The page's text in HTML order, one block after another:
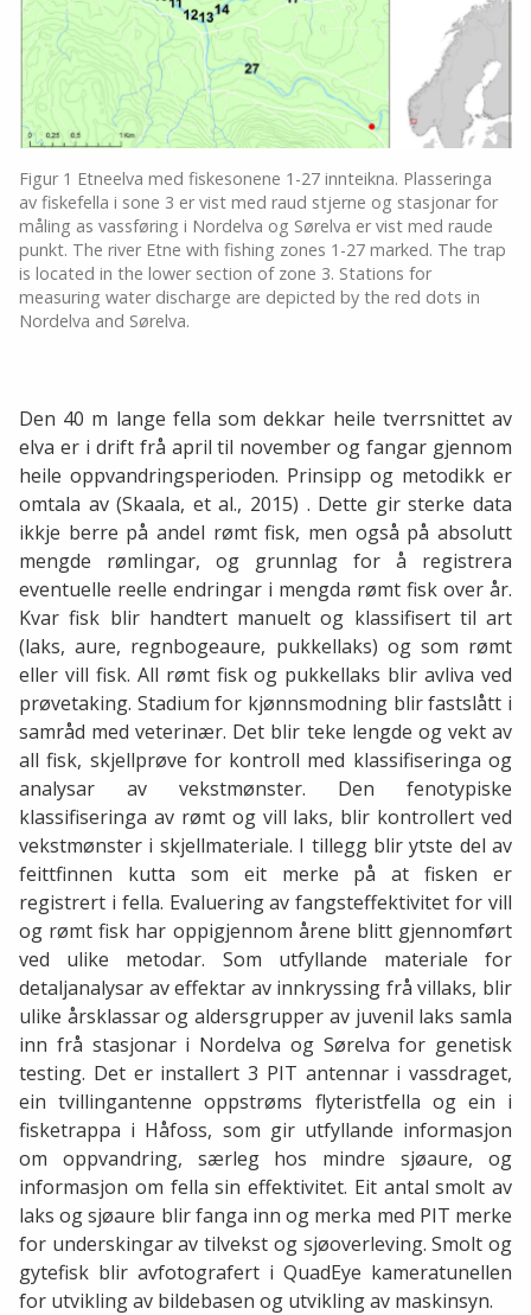
Figur 1 Etneelva med fiskesonene 1-27 innteikna. Plasseringa
av fiskefella i sone 3 er vist med raud stjerne og stasjonar for
måling as vassføring i Nordelva og Sørelva er vist med raude
punkt. The river Etne with fishing zones 1-27 marked. The trap
is located in the lower section of zone 3. Stations for
measuring water discharge are depicted by the red dots in
Nordelva and Sørelva.
Den 40 m lange fella som dekkar heile tverrsnittet av
elva er i drift frå april til november og fangar gjennom
heile oppvandringsperioden. Prinsipp og metodikk er
omtala av (Skaala, et al., 2015) . Dette gir sterke data
ikkje berre på andel rømt fisk, men også på absolutt
mengde rømlingar, og grunnlag for å registrera
eventuelle reelle endringar i mengda rømt fisk over år.
Kvar fisk blir handtert manuelt og klassifisert til art
(laks, aure, regnbogeaure, pukkellaks) og som rømt
eller vill fisk. All rømt fisk og pukkellaks blir avliva ved
prøvetaking. Stadium for kjønnsmodning blir fastslått i
samråd med veterinær. Det blir teke lengde og vekt av
all fisk, skjellprøve for kontroll med klassifiseringa og
analysar av vekstmønster. Den fenotypiske
klassifiseringa av rømt og vill laks, blir kontrollert ved
vekstmønster i skjellmateriale. I tillegg blir ytste del av
feittfinnen kutta som eit merke på at fisken er
registrert i fella. Evaluering av fangsteffektivitet for vill
og rømt fisk har oppigjennom årene blitt gjennomført
ved ulike metodar. Som utfyllande materiale for
detaljanalysar av effektar av innkryssing frå villaks, blir
ulike årsklassar og aldersgrupper av juvenil laks samla
inn frå stasjonar i Nordelva og Sørelva for genetisk
testing. Det er installert 3 PIT antennar i vassdraget,
ein tvillingantenne oppstrøms flyteristfella og ein i
fisketrappa i Håfoss, som gir utfyllande informasjon
om oppvandring, særleg hos mindre sjøaure, og
informasjon om fella sin effektivitet. Eit antal smolt av
laks og sjøaure blir fanga inn og merka med PIT merke
for underskingar av tilvekst og sjøoverleving. Smolt og
gytefisk blir avfotografert i QuadEye kameratunellen
for utvikling av bildebasen og utvikling av maskinsyn.